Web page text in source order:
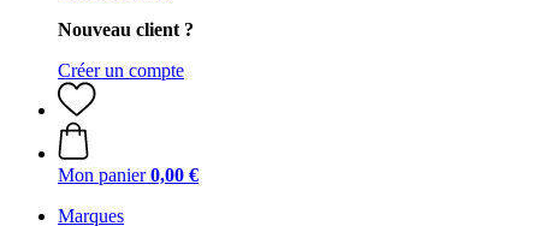
Nouveau client ?
Créer un compte
Mon panier 0,00 €
Marques